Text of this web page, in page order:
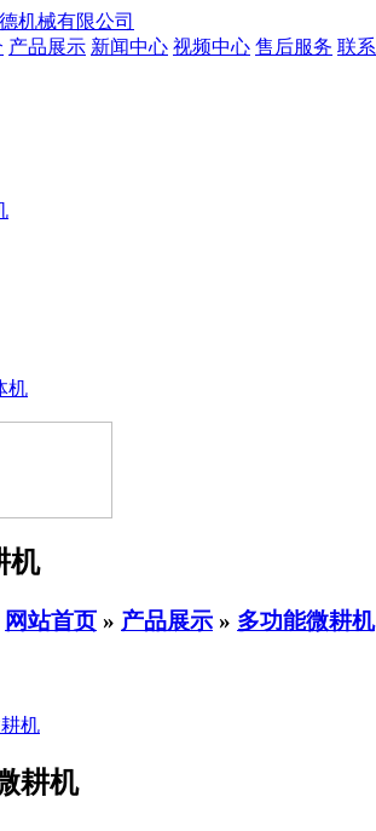
产品展示 新闻中心 视频中心 售后服务 联
机
机
网站首页 » 产品展示 » 多功能微耕机
耕机